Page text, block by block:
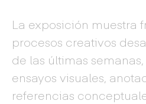
La exposición muestra
procesos creativos
de las últimas
ensayos visuales,
referencias